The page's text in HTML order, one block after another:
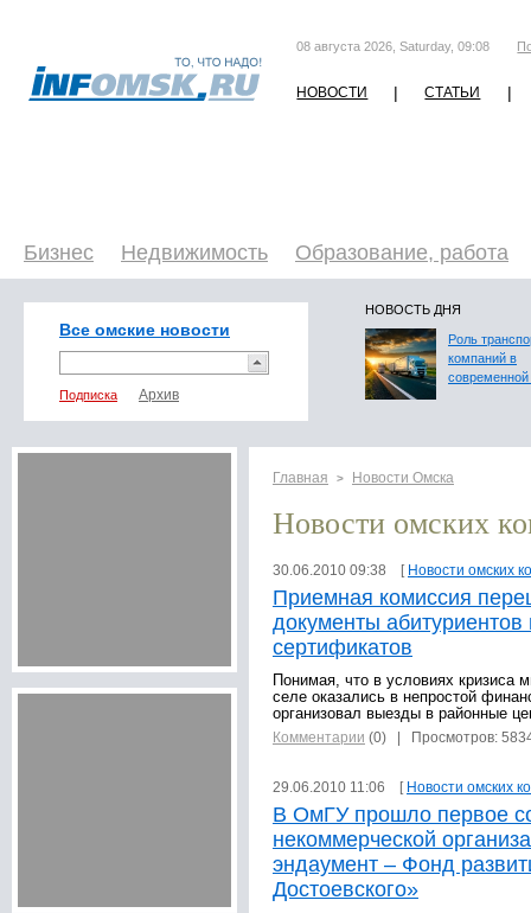
08 августа 2026, Saturday, 09:08
НОВОСТИ | СТАТЬИ |
Бизнес Недвижимость Образование, работа
Все омские новости
Подписка
НОВОСТЬ ДНЯ
Роль
компаний в
современной
Главная > Новости Омска
Новости омских
30.06.2010 09:38 [ Новости омских
Приемная комиссия
документы
сертификатов
Понимая, что в условиях кризиса
селе оказались в непростой
организовал выезды в районные
Комментарии (0) | Просмотров:
29.06.2010 11:06 [ Новости омских
В ОмГУ прошло первое
некоммерческой
эндаумент – Фонд
Достоевского»